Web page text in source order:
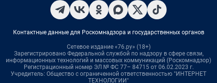
Контактные данные для Роскомнадзора и государственных органов
Сетевое издание «76.ру» (18+)
Зарегистрировано Федеральной службой по надзору в сфере связи,
информационных технологий и массовых коммуникаций (Роскомнадзор)
Регистрационный номер ЭЛ № ФС 77– 84715 от 06.02.2023 г.
Учредитель: Общество с ограниченной ответственностью "ИНТЕРНЕТ
ТЕХНОЛОГИИ"